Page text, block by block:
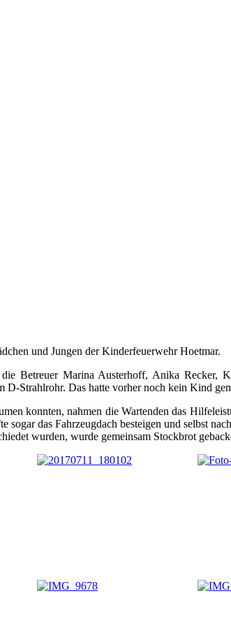
und Jungen der Kinderfeuerwehr Hoetmar.
Betreuer Marina Austerhoff, Anika Recker,
Strahlrohr. Das hatte vorher noch kein Kind
konnten, nahmen die Wartenden das
das Fahrzeugdach besteigen und selbst
wurden, wurde gemeinsam Stockbrot